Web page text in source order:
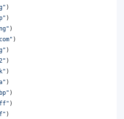
)
)
)
)
)
)
)
)
)
)
)